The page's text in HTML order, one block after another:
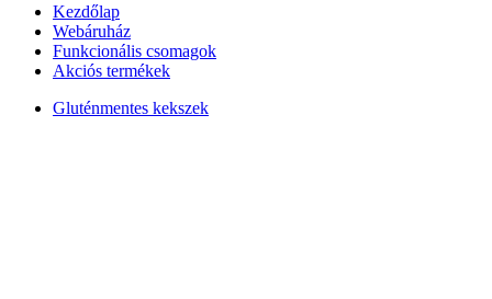
Kezdőlap
Webáruház
Funkcionális csomagok
Akciós termékek
Gluténmentes kekszek